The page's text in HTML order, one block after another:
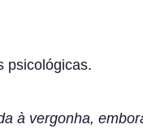
psicológicas.
à vergonha,